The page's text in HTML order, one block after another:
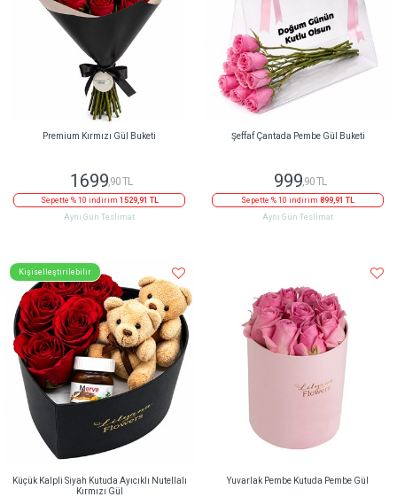
Premium Kırmızı Gül Buketi
1699,90 TL
Sepette % 10 indirim 1529,91 TL
Aynı Gün Teslimat
Şeffaf Çantada Pembe Gül Buketi
999,90 TL
Sepette % 10 indirim 899,91 TL
Aynı Gün Teslimat
Kişiselleştirilebilir
Küçük Kalpli Siyah Kutuda Ayıcıklı Nutellalı
Kırmızı Gül
Yuvarlak Pembe Kutuda Pembe Gül